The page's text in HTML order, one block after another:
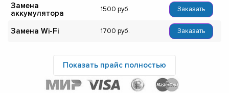
Замена
аккумулятора
1500 Заказать
Замена Wi-Fi 1700 Заказать
Показать прайс полностью